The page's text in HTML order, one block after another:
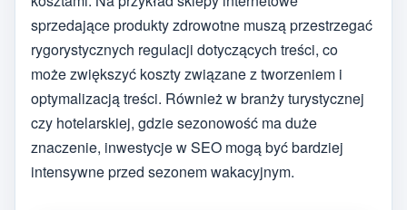
sprzedające produkty zdrowotne muszą przestrzegać
rygorystycznych regulacji dotyczących treści, co
może zwiększyć koszty związane z tworzeniem i
optymalizacją treści. Również w branży turystycznej
czy hotelarskiej, gdzie sezonowość ma duże
znaczenie, inwestycje w SEO mogą być bardziej
intensywne przed sezonem wakacyjnym.